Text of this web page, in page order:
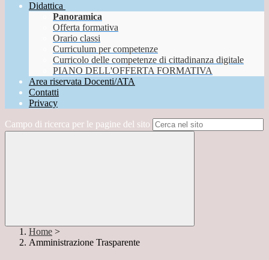
Didattica
Panoramica
Offerta formativa
Orario classi
Curriculum per competenze
Curricolo delle competenze di cittadinanza digitale
PIANO DELL'OFFERTA FORMATIVA
Area riservata Docenti/ATA
Contatti
Privacy
Campo di ricerca per le pagine del sito
Home >
Amministrazione Trasparente